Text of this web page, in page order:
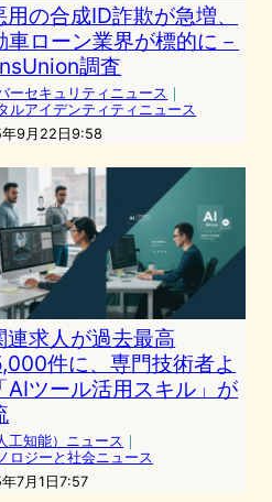
用の合成ID詐欺が急増、
車ローン業界が標的に－
調査
ーセキュリティニュース ｜
ルアイデンティティニュース
9月22日9:58
連求人が過去最高
件に、専門技術者よ
AIツール活用スキル」が
工知能）ニュース ｜
ロジーと社会ニュース
7月1日7:57